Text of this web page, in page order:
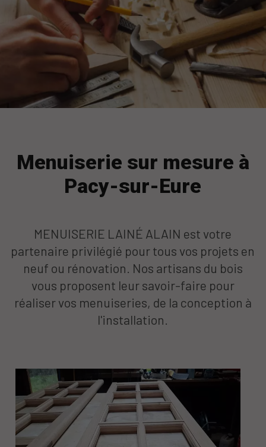
Menuiserie sur mesure à
Pacy-sur-Eure
MENUISERIE LAINÉ ALAIN est votre
partenaire privilégié pour tous vos projets en
neuf ou rénovation. Nos artisans du bois
vous proposent leur savoir-faire pour
réaliser vos menuiseries, de la conception à
l'installation.